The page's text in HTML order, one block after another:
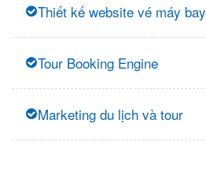
Thiết kế website vé máy bay
Tour Booking Engine
Marketing du lịch và tour